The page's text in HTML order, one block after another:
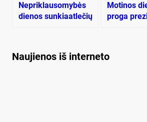
Nepriklausomybės
dienos sunkiaatlečių
Motinos
proga
Naujienos iš interneto